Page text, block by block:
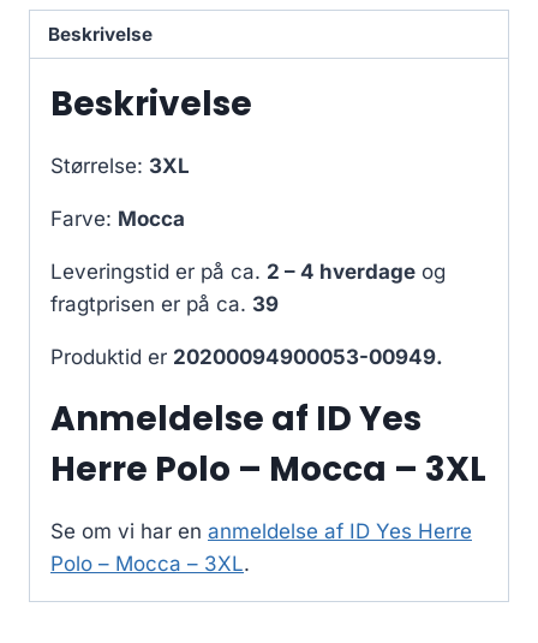
Beskrivelse
Beskrivelse
Størrelse: 3XL
Farve: Mocca
Leveringstid er på ca. 2 – 4 hverdage og
fragtprisen er på ca. 39
Produktid er 20200094900053-00949.
Anmeldelse af ID Yes
Herre Polo – Mocca – 3XL
Se om vi har en anmeldelse af ID Yes Herre
Polo – Mocca – 3XL.